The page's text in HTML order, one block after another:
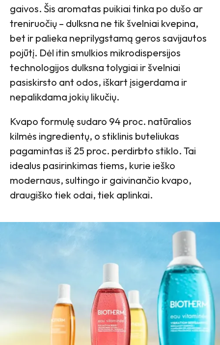
gaivos. Šis aromatas puikiai tinka po dušo ar
treniruočių – dulksna ne tik švelniai kvepina,
bet ir palieka neprilygstamą geros savijautos
pojūtį. Dėl itin smulkios mikrodispersijos
technologijos dulksna tolygiai ir švelniai
pasiskirsto ant odos, iškart įsigerdama ir
nepalikdama jokių likučių.
Kvapo formulę sudaro 94 proc. natūralios
kilmės ingredientų, o stiklinis buteliukas
pagamintas iš 25 proc. perdirbto stiklo. Tai
idealus pasirinkimas tiems, kurie ieško
modernaus, sultingo ir gaivinančio kvapo,
draugiško tiek odai, tiek aplinkai.